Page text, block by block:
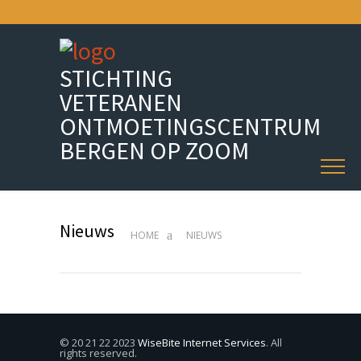
STICHTING
VETERANEN
ONTMOETINGSCENTRUM
BERGEN OP ZOOM
Nieuws HOME NIEUWS
© 20 21 22 2023 WiseBite Internet Services. All
rights reserved.